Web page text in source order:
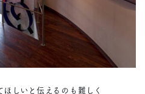
しいと伝えるのも難しく